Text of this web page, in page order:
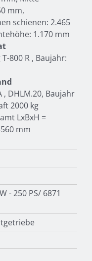
mm,
schienen: 2.465
1.170 mm
800 R , Baujahr:
, DHLM.20, Baujahr
2000 kg
LxBxH =
mm
- 250 PS/ 6871